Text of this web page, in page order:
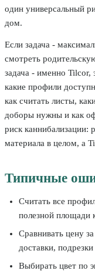
один универсальный
дом.
Если задача -
смотреть
задача - именно Tilcor,
какие профили
как считать листы,
доборы нужны и как
риск каннибализации:
материала в целом, а
Типичные
Считать все
полезной площади
Сравнивать цену
доставки,
Выбирать цвет по